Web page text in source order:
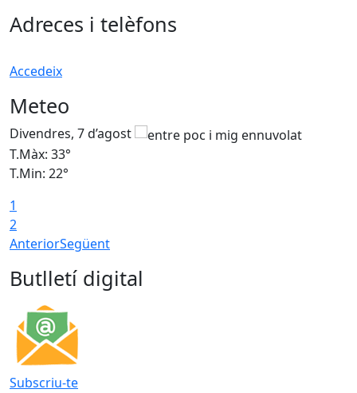
Adreces i telèfons
Accedeix
Meteo
Divendres, 7 d’agost
T.Màx: 33°
T.Min: 22°
1
2
AnteriorSegüent
Butlletí digital
Subscriu-te